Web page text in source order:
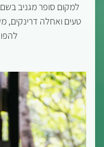
למקום סופר מגניב
טעים ואחלה דרינקים,